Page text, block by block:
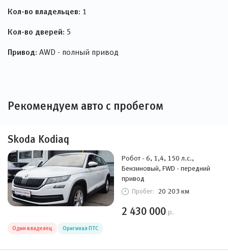
Кол-во владельцев: 1
Кол-во дверей: 5
Привод: AWD - полный привод
Рекомендуем авто с пробегом
Skoda Kodiaq
Робот - 6, 1,4, 150 л.с.,
Бензиновый, FWD - передний
привод
Пробег: 20 203 км
2 430 000 р.
Один владелец Оригинал ПТС